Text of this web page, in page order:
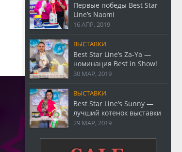
Первые победы Best Star
Line’s Naomi
16 АПР, 2019
ВЫСТАВКИ
Best Star Line’s Za-Ya —
номинация Best in Show!
30 МАР, 2019
ВЫСТАВКИ
Best Star Line’s Sunny —
лучший котенок выставки
29 МАР, 2019